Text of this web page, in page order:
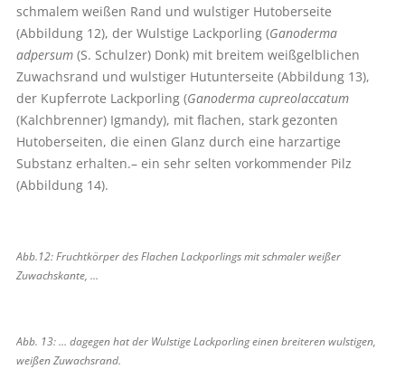
schmalem weißen Rand und wulstiger Hutoberseite
(Abbildung 12), der Wulstige Lackporling (Ganoderma
adpersum(S. Schulzer) Donk) mit breitem weißgelblichen
Zuwachsrand und wulstiger Hutunterseite (Abbildung 13),
der Kupferrote Lackporling (Ganoderma cupreolaccatum
(Kalchbrenner) Igmandy), mit flachen, stark gezonten
Hutoberseiten, die einen Glanz durch eine harzartige
Substanz erhalten.– ein sehr selten vorkommender Pilz
(Abbildung 14).
Abb.12: Fruchtkörper des Flachen Lackporlings mit schmaler weißer
Zuwachskante, …
Abb. 13: … dagegen hat der Wulstige Lackporling einen breiteren wulstigen,
weißen Zuwachsrand.